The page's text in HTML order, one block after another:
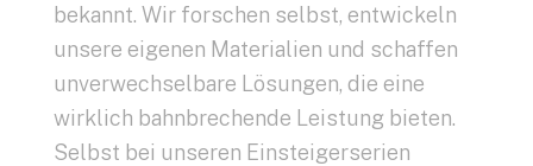
bekannt. Wir forschen selbst, entwickeln
unsere eigenen Materialien und schaffen
unverwechselbare Lösungen, die eine
wirklich bahnbrechende Leistung bieten.
Selbst bei unseren Einsteigerserien